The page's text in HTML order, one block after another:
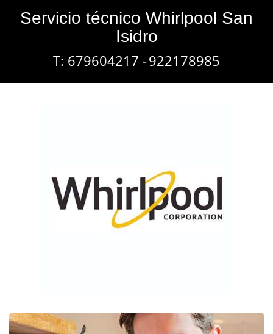
Servicio técnico Whirlpool San
Isidro
T: 679604217 -922178985